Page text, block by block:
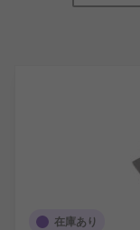
在庫あり